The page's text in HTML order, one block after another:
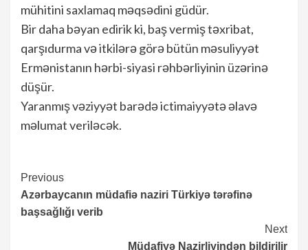
mühitini saxlamaq məqsədini güdür.
Bir daha bəyan edirik ki, baş vermiş təxribat,
qarşıdurma və itkilərə görə bütün məsuliyyət
Ermənistanın hərbi-siyasi rəhbərliyinin üzərinə
düşür.
Yaranmış vəziyyət barədə ictimaiyyətə əlavə
məlumat veriləcək.
Continue
Reading
Previous
Azərbaycanın müdafiə naziri Türkiyə tərəfinə
başsağlığı verib
Next
Müdafiyə Nazirliyindən bildirilir